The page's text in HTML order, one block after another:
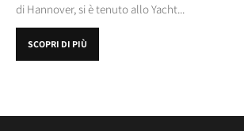
di Hannover, si è tenuto allo Yacht...
SCOPRI DI PIÙ